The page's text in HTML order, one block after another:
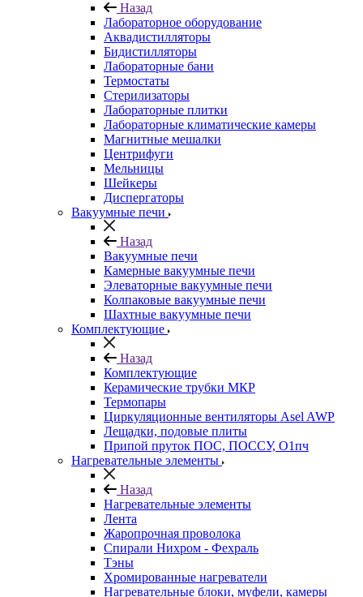
Назад
Лабораторное оборудование
Аквадистилляторы
Бидистилляторы
Лабораторные бани
Термостаты
Стерилизаторы
Лабораторные плитки
Лабораторные климатические камеры
Магнитные мешалки
Центрифуги
Мельницы
Шейкеры
Диспергаторы
Вакуумные печи
Назад
Вакуумные печи
Камерные вакуумные печи
Элеваторные вакуумные печи
Колпаковые вакуумные печи
Шахтные вакуумные печи
Комплектующие
Назад
Комплектующие
Керамические трубки МКР
Термопары
Циркуляционные вентиляторы Asel AWP
Лещадки, подовые плиты
Припой пруток ПОС, ПОССУ, О1пч
Нагревательные элементы
Назад
Нагревательные элементы
Лента
Жаропрочная проволока
Спирали Нихром - Фехраль
Тэны
Хромированные нагреватели
Нагревательные блоки, муфели, камеры